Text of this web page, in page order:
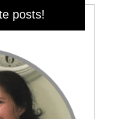
posts!